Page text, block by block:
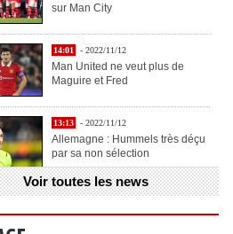
sur Man City
14:01 - 2022/11/12
Man United ne veut plus de
Maguire et Fred
13:13 - 2022/11/12
Allemagne : Hummels très déçu
par sa non sélection
13:11 - 2022/11/12
Henry explique la chose qu'il
Voir toutes les news